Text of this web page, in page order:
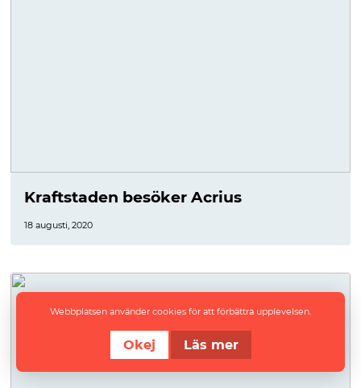
Kraftstaden besöker Acrius
18 augusti, 2020
Webbplatsen använder cookies för att förbättra upplevelsen.
Okej Läs mer